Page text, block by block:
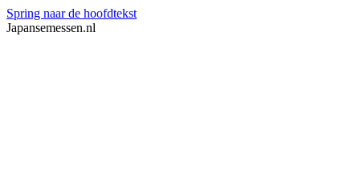
Spring naar de hoofdtekst
Japansemessen.nl